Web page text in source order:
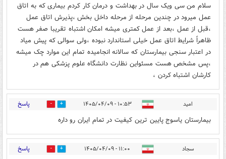
سلام من سی ویک سال در بهداشت و درمان کار کردم بیماری که به اتاق
عمل میرود در چندین مرحله از مرحله داخل بخش ،پذیرش اتاق عمل
،قبل از عمل ،بعد از عمل کمتری میشه امکان اشتباه تقریبا صفر هست
ظاهراً شرایط اتاق عمل خیلی استاندارد نبوده ،ولی سوالی که پیش میاد
در اعتبار سنجی بیمارستان که سالانه انجامیده تمام این موارد چک میشه
،پس مشخص هست مسئواین نظارت دانشگاه علوم پزشکی هم در
کارشان اشتباه کردن ،
امید ۱۰:۵۳ - ۱۴۰۵/۰۴/۰۹ 1 پاسخ
بیمارستان یاسوج پایین ترین کیفیت در تمام ایران رو داره
سجاد ۱۱:۰۰ - ۱۴۰۵/۰۴/۰۹ 2 پاسخ